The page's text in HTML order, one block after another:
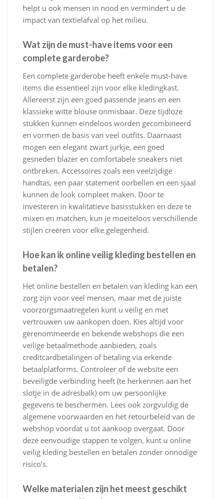
helpt u ook mensen in nood en vermindert u de
impact van textielafval op het milieu.
Wat zijn de must-have items voor een
complete garderobe?
Een complete garderobe heeft enkele must-have
items die essentieel zijn voor elke kledingkast.
Allereerst zijn een goed passende jeans en een
klassieke witte blouse onmisbaar. Deze tijdloze
stukken kunnen eindeloos worden gecombineerd
en vormen de basis van veel outfits. Daarnaast
mogen een elegant zwart jurkje, een goed
gesneden blazer en comfortabele sneakers niet
ontbreken. Accessoires zoals een veelzijdige
handtas, een paar statement oorbellen en een sjaal
kunnen de look compleet maken. Door te
investeren in kwalitatieve basisstukken en deze te
mixen en matchen, kun je moeiteloos verschillende
stijlen creëren voor elke gelegenheid.
Hoe kan ik online veilig kleding bestellen en
betalen?
Het online bestellen en betalen van kleding kan een
zorg zijn voor veel mensen, maar met de juiste
voorzorgsmaatregelen kunt u veilig en met
vertrouwen uw aankopen doen. Kies altijd voor
gerenommeerde en bekende webshops die een
veilige betaalmethode aanbieden, zoals
creditcardbetalingen of betaling via erkende
betaalplatforms. Controleer of de website een
beveiligde verbinding heeft (te herkennen aan het
slotje in de adresbalk) om uw persoonlijke
gegevens te beschermen. Lees ook zorgvuldig de
algemene voorwaarden en het retourbeleid van de
webshop voordat u tot aankoop overgaat. Door
deze eenvoudige stappen te volgen, kunt u online
veilig kleding bestellen en betalen zonder onnodige
risico’s.
Welke materialen zijn het meest geschikt